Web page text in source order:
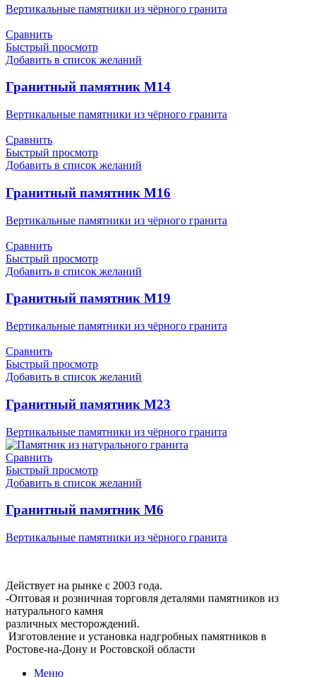
Вертикальные памятники из чёрного гранита
Сравнить
Быстрый просмотр
Добавить в список желаний
Гранитный памятник М14
Вертикальные памятники из чёрного гранита
Сравнить
Быстрый просмотр
Добавить в список желаний
Гранитный памятник М16
Вертикальные памятники из чёрного гранита
Сравнить
Быстрый просмотр
Добавить в список желаний
Гранитный памятник М19
Вертикальные памятники из чёрного гранита
Сравнить
Быстрый просмотр
Добавить в список желаний
Гранитный памятник М23
Вертикальные памятники из чёрного гранита
Сравнить
Быстрый просмотр
Добавить в список желаний
Гранитный памятник М6
Вертикальные памятники из чёрного гранита
Действует на рынке с 2003 года.
-Оптовая и розничная торговля деталями памятников из
натурального камня
различных месторождений.
Изготовление и установка надгробных памятников в
Ростове-на-Дону и Ростовской области
Меню